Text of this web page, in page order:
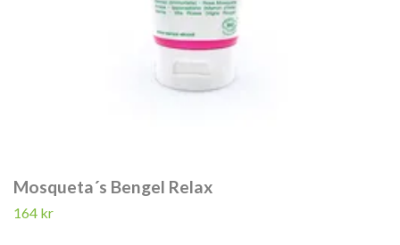
Mosqueta´s Bengel Relax
164 kr